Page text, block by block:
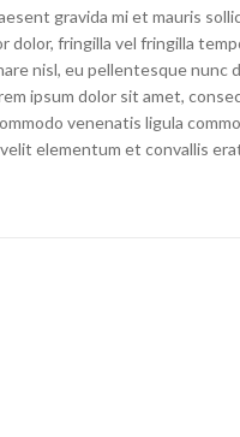
gravida mi et mauris
dolor, fringilla vel fringilla
nisl, eu pellentesque nunc
ipsum dolor sit amet,
venenatis ligula
elementum et convallis